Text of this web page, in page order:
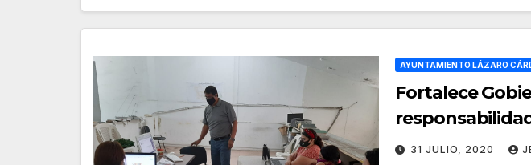
AYUNTAMIENTO LÁZARO
Fortalece
transparencia
31 JULIO, 2020